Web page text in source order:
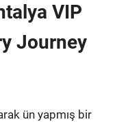
VIP
Journey
ün yapmış bir